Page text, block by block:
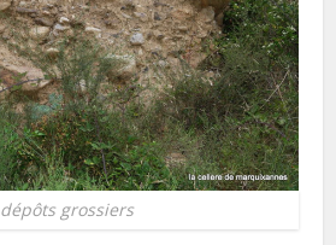
dépôts grossiers